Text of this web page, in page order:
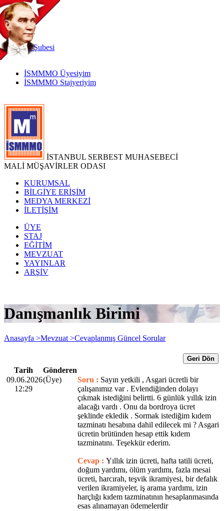
TR
|
EN
İnternetŞubesi
İSMMMO Üyesiyim
İSMMMO Stajyeriyim
İSTANBUL SERBEST MUHASEBECİ
MALİ MÜŞAVİRLER ODASI
KURUMSAL
BİLGİYE ERİŞİM
MEDYA MERKEZİ
İLETİŞİM
ÜYE
STAJ
EĞİTİM
MEVZUAT
YAYINLAR
ARŞİV
Danışmanlık Birimi
Anasayfa >Mevzuat >Cevaplanmış Güncel Sorular
Geri Dön
Tarih
Gönderen
09.06.2026
12:29
(Üye) Soru : Sayın yetkili , Asgari ücretli bir
çalışanımız var . Evlendiğinden dolayı
çıkmak istediğini belirtti. 6 günlük yıllık izin
alacağı vardı . Onu da bordroya ücret
şeklinde ekledik . Sormak istediğim kıdem
tazminatı hesabına dahil edilecek mi ? Asgari
ücretin brütünden hesap ettik kıdem
tazminatını. Teşekkür ederim.
Cevap : Yıllık izin ücreti, hafta tatili ücreti,
doğum yardımı, ölüm yardımı, fazla mesai
ücreti, harcırah, teşvik ikramiyesi, bir defalık
verilen ikramiyeler, iş arama yardımı, izin
harçlığı kıdem tazminatının hesaplanmasında
esas alınamayan ödemelerdir